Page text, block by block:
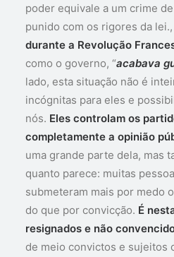
poder equivale a um crime
punido com os rigores da lei.,
durante a Revolução
como o governo, “acabava
lado, esta situação não é
incógnitas para eles e
nós. Eles controlam os
completamente a opinião
uma grande parte dela, mas
quanto parece: muitas
submeteram mais por medo
do que por convicção. É
resignados e não
de meio convictos e sujeitos